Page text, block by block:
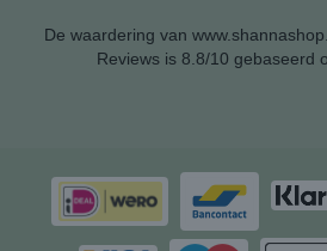
De waardering van
Reviewsis 8.8/10 gebaseerd